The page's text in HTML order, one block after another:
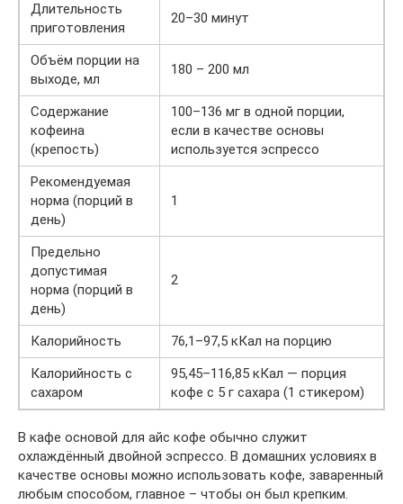
Длительность
приготовления
20–30 минут
Объём порции на
выходе, мл
180 – 200 мл
Содержание
кофеина
(крепость)
100–136 мг в одной порции,
если в качестве основы
используется эспрессо
Рекомендуемая
норма (порций в
день)
1
Предельно
допустимая
норма (порций в
день)
2
Калорийность
76,1–97,5 кКал на порцию
Калорийность с
сахаром
95,45–116,85 кКал — порция
кофе с 5 г сахара (1 стикером)
В кафе основой для айс кофе обычно служит
охлаждённый двойной эспрессо. В домашних условиях в
качестве основы можно использовать кофе, заваренный
любым способом, главное – чтобы он был крепким.